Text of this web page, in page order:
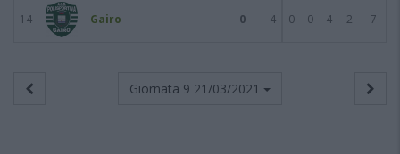
14 Gairo 0 4 0 0 4 2 7
Giornata 9 21/03/2021